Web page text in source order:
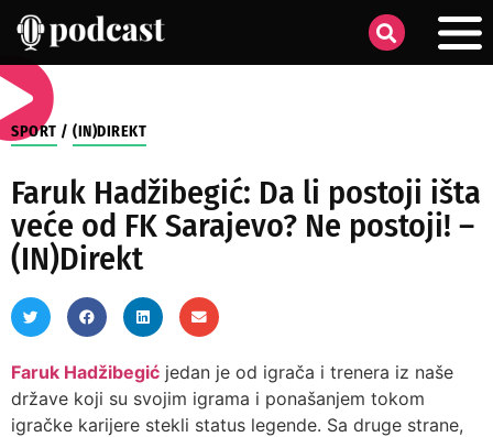
SPORT / (IN)DIREKT
Faruk Hadžibegić: Da li postoji išta
veće od FK Sarajevo? Ne postoji! –
(IN)Direkt
Faruk Hadžibegić jedan je od igrača i trenera iz naše
države koji su svojim igrama i ponašanjem tokom
igračke karijere stekli status legende. Sa druge strane,